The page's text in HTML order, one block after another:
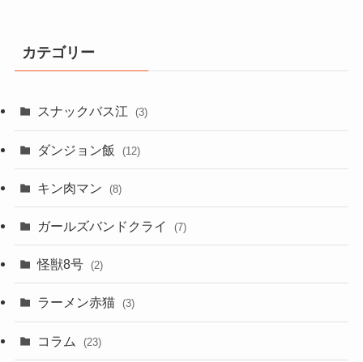
カテゴリー
スナックバス江 (3)
ダンジョン飯 (12)
キン肉マン (8)
ガールズバンドクライ (7)
怪獣8号 (2)
ラーメン赤猫 (3)
コラム (23)